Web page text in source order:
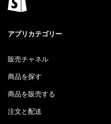
アプリカテゴリー
販売チャネル
商品を探す
商品を販売する
注文と配送